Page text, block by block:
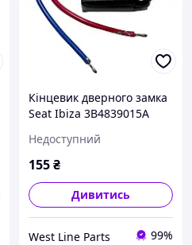
Кінцевик дверного замка
Seat Ibiza 3B4839015A
7L0839015 лівий задній
Недоступний
155₴
Дивитись
West Line Parts 99%